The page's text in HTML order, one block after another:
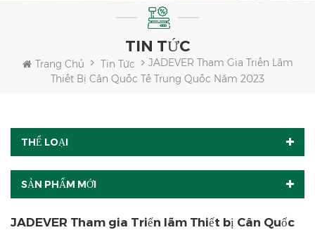
TIN TỨC
Trang Chủ Tin Tức
JADEVER Tham Gia Triển Lãm
Thiết Bị Cân Quốc Tế Trung Quốc Năm 2023
THỂ LOẠI
SẢN PHẨM MỚI
JADEVER Tham gia Triển lãm Thiết bị Cân Quốc